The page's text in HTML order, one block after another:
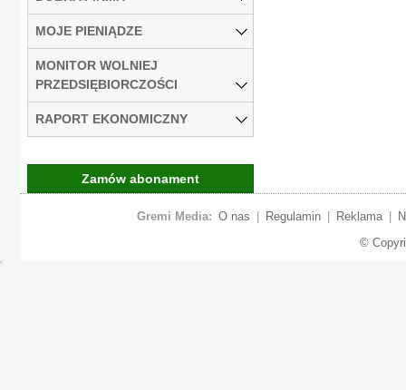
MOJE PIENIĄDZE
MONITOR WOLNIEJ
PRZEDSIĘBIORCZOŚCI
RAPORT EKONOMICZNY
Zamów abonament
Gremi Media: O nas Regulamin Reklama
©